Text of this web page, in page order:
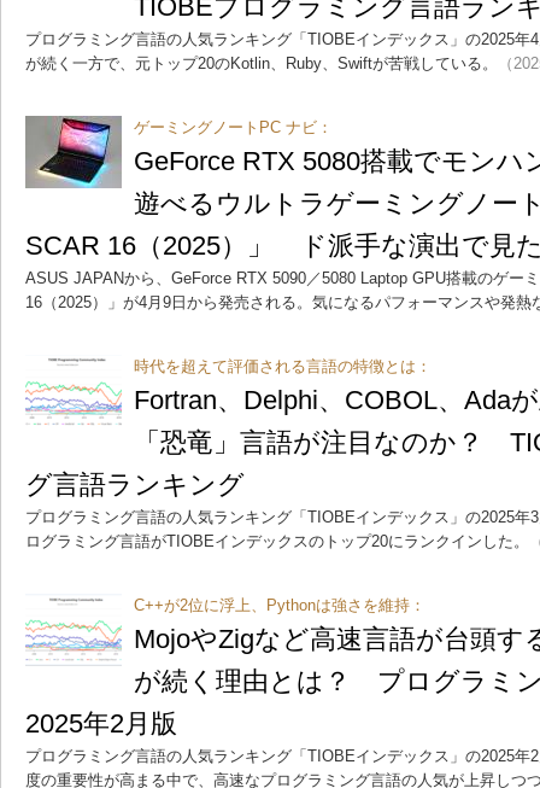
TIOBEプログラミング言語ラン
プログラミング言語の人気ランキング「TIOBEインデックス」の2025年
が続く一方で、元トップ20のKotlin、Ruby、Swiftが苦戦している。
（
ゲーミングノートPC ナビ：
GeForce RTX 5080搭載でモン
遊べるウルトラゲーミングノー
SCAR 16（2025）」 ド派手な演出で見
ASUS JAPANから、GeForce RTX 5090／5080 Laptop GPU搭載のゲー
16（2025）」が4月9日から発売される。気になるパフォーマンスや発熱
時代を超えて評価される言語の特徴とは：
Fortran、Delphi、COBOL、
「恐竜」言語が注目なのか？
グ言語ランキング
プログラミング言語の人気ランキング「TIOBEインデックス」の2025年
ログラミング言語がTIOBEインデックスのトップ20にランクインした。
C++が2位に浮上、Pythonは強さを維持：
MojoやZigなど高速言語が台頭す
が続く理由とは？ プログラミ
2025年2月版
プログラミング言語の人気ランキング「TIOBEインデックス」の2025年
度の重要性が高まる中で、高速なプログラミング言語の人気が上昇しつ